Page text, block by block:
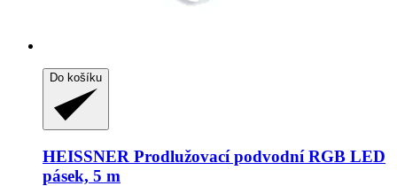
Do košíku
HEISSNER Prodlužovací podvodní RGB LED
pásek, 5 m